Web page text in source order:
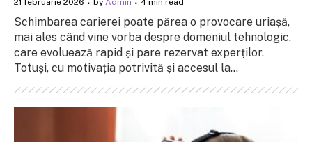
21 februarie 2026 by Admin 4 min read
Schimbarea carierei poate părea o provocare uriașă,
mai ales când vine vorba despre domeniul tehnologic,
care evoluează rapid și pare rezervat experților.
Totuși, cu motivația potrivită și accesul la...